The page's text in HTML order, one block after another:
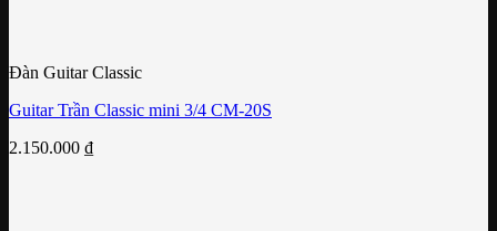
Đàn Guitar Classic
Guitar Trần Classic mini 3/4 CM-20S
2.150.000 ₫